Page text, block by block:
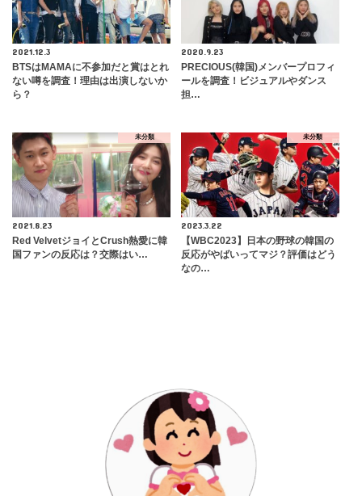
2021.12.3
BTSはMAMAに不参加だと賞はとれ
ない噂を調査！理由は出演しないか
ら？
2020.9.23
PRECIOUS(韓国)メンバープロフィ
ールを調査！ビジュアルやダンス
担…
未分類
2021.8.23
Red VelvetジョイとCrush熱愛に韓
国ファンの反応は？交際はい…
未分類
2023.3.22
【WBC2023】日本の野球の韓国の
反応がやばいってマジ？評価はどう
なの…